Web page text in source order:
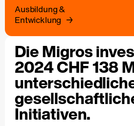
Ausbildung &
Entwicklung
Die Migros
2024 CHF 138
Initiativen.